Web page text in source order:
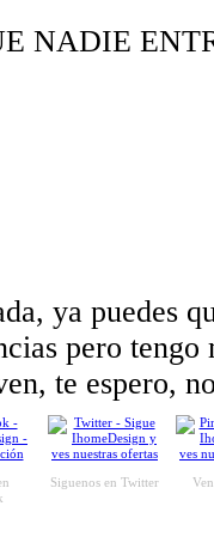
NADIE
ya puedes
pero tengo
te espero,
Siguenos en Twitter